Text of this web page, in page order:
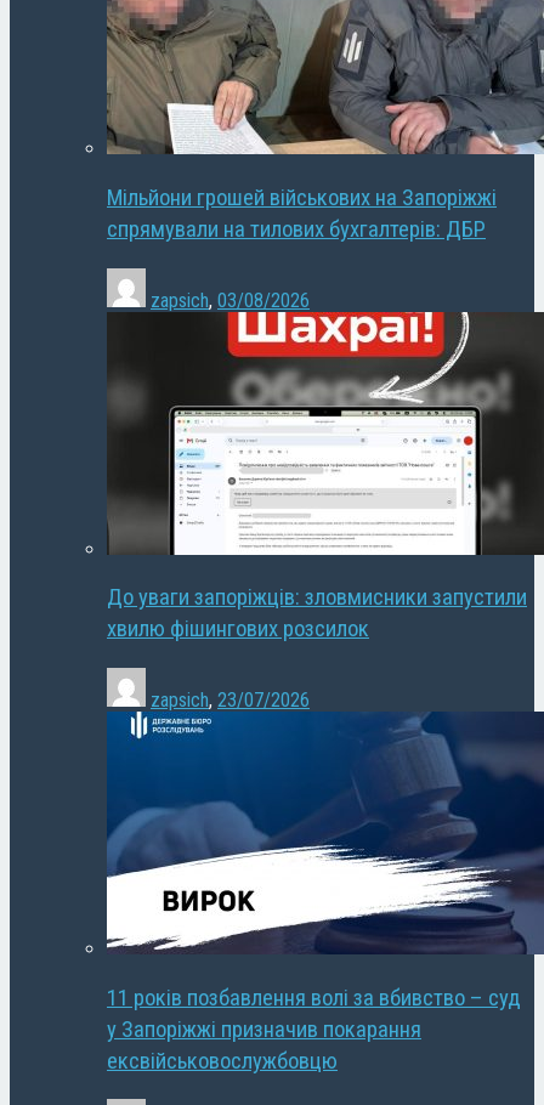
Мільйони грошей військових на Запоріжжі
спрямували на тилових бухгалтерів: ДБР
zapsich, 03/08/2026
До уваги запоріжців: зловмисники запустили
хвилю фішингових розсилок
zapsich, 23/07/2026
11 років позбавлення волі за вбивство – суд
у Запоріжжі призначив покарання
ексвійськовослужбовцю